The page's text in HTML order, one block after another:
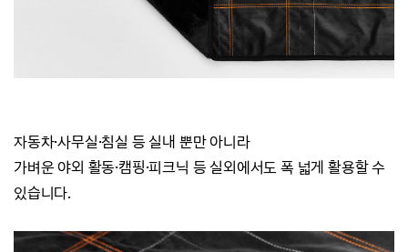
자동차·사무실·침실 등 실내 뿐만 아니라
가벼운 야외 활동·캠핑·피크닉 등 실외에서도 폭 넓게 활용할 수
있습니다.